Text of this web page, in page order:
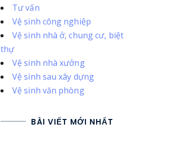
Tư vấn
Vệ sinh công nghiệp
Vệ sinh nhà ở, chung cư, biệt
thự
Vệ sinh nhà xưởng
Vệ sinh sau xây dựng
Vệ sinh văn phòng
BÀI VIẾT MỚI NHẤT